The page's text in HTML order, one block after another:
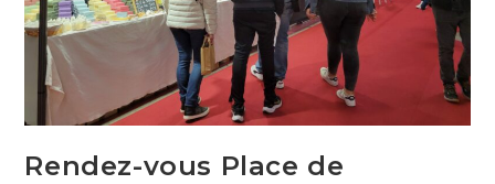
Rendez-vous Place de